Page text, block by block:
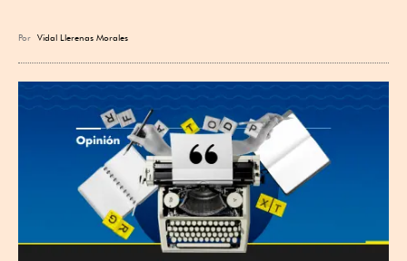
Por Vidal Llerenas Morales